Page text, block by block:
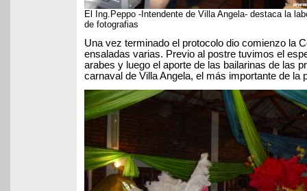
El Ing.Peppo -Intendente de Villa Angela- destaca la
de fotografias
Una vez terminado el protocolo dio comienzo la
ensaladas varias. Previo al postre tuvimos el
arabes y luego el aporte de las bailarinas de las
carnaval de Villa Angela, el más importante de la